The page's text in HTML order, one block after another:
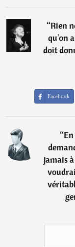
“Rien
qu'on
doit
Facebook
“En
jamais